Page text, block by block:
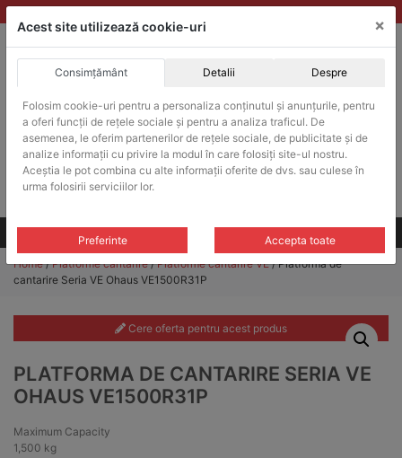
Skip
to
ACHIZITII PUBLICE
Produsele pot fi achizitionate si in sistemul SEAP / SICAP
Products
search
CAUTARE
Toate produsele
Home/Platforme cantarire/Platforme cantarire VE/ Platforma de
cantarire Seria VE Ohaus VE1500R31P
Cere oferta pentru acest produs
PLATFORMA DE CANTARIRE SERIA VE
OHAUS VE1500R31P
Maximum Capacity
1,500 kg
Acest site utilizează cookie-uri ×
Consimțământ Detalii Despre
Folosim cookie-uri pentru a personaliza conținutul și anunțurile, pentru
a oferi funcții de rețele sociale și pentru a analiza traficul. De
asemenea, le oferim partenerilor de rețele sociale, de publicitate și de
analize informații cu privire la modul în care folosiți site-ul nostru.
Aceștia le pot combina cu alte informații oferite de dvs. sau culese în
urma folosirii serviciilor lor.
Preferinte Accepta toate